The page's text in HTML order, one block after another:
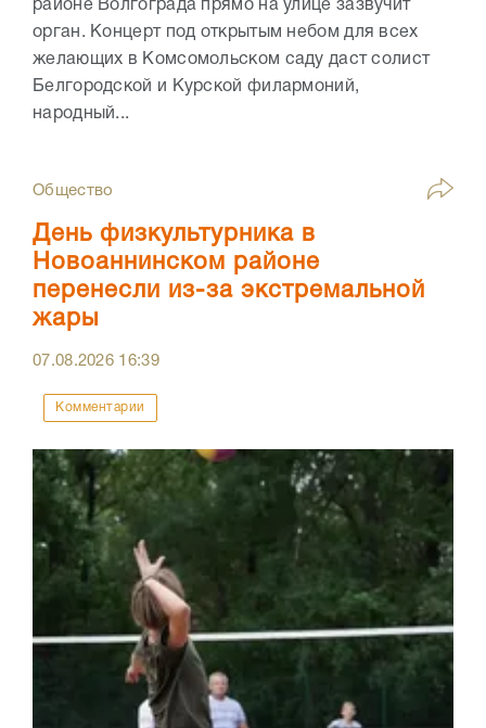
районе Волгограда прямо на улице зазвучит
орган. Концерт под открытым небом для всех
желающих в Комсомольском саду даст солист
Белгородской и Курской филармоний,
народный...
Общество
День физкультурника в
Новоаннинском районе
перенесли из-за экстремальной
жары
07.08.2026 16:39
Комментарии